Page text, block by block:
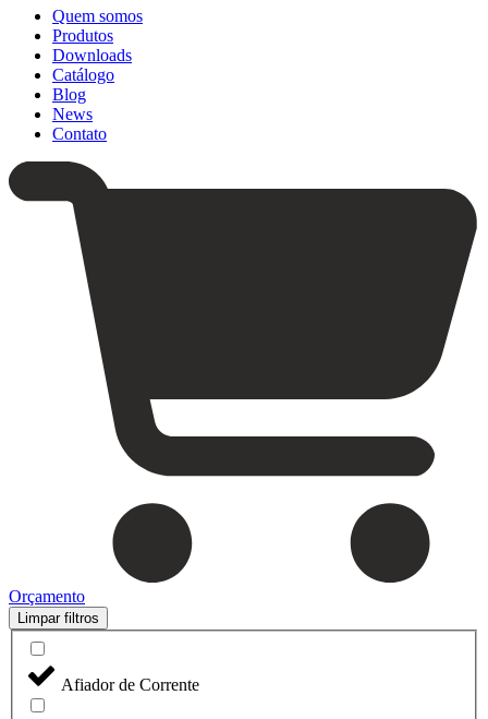
Quem somos
Produtos
Downloads
Catálogo
Blog
News
Contato
Orçamento
Limpar filtros
Afiador de Corrente